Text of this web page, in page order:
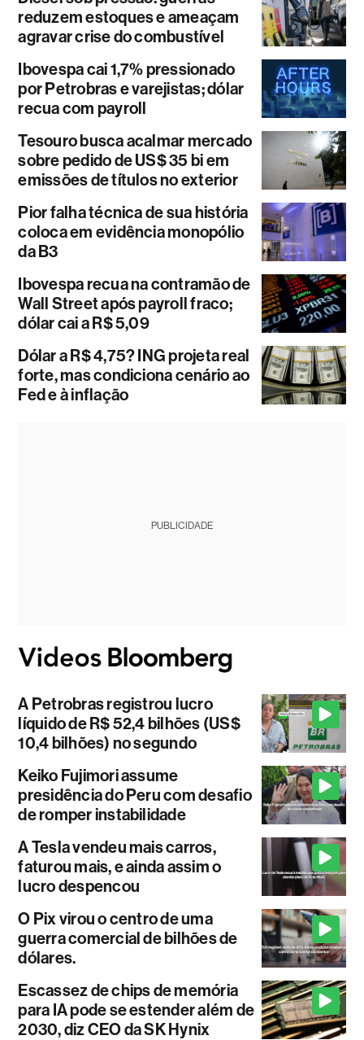
reduzem estoques e ameaçam
agravar crise do combustível
Ibovespa cai 1,7% pressionado
por Petrobras e varejistas; dólar
recua com payroll
Tesouro busca acalmar mercado
sobre pedido de US$ 35 bi em
emissões de títulos no exterior
Pior falha técnica de sua história
coloca em evidência monopólio
da B3
Ibovespa recua na contramão de
Wall Street após payroll fraco;
dólar cai a R$ 5,09
Dólar a R$ 4,75? ING projeta real
forte, mas condiciona cenário ao
Fed e à inflação
PUBLICIDADE
A Petrobras registrou lucro
líquido de R$ 52,4 bilhões (US$
10,4 bilhões) no segundo
Keiko Fujimori assume
presidência do Peru com desafio
de romper instabilidade
A Tesla vendeu mais carros,
faturou mais, e ainda assim o
lucro despencou
O Pix virou o centro de uma
guerra comercial de bilhões de
dólares.
Escassez de chips de memória
para IA pode se estender além de
2030, diz CEO da SK Hynix